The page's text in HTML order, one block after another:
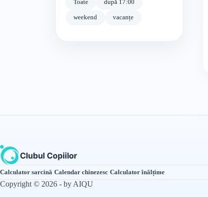
Toate
după 17:00
weekend vacanțe
Calculator sarcină·Calendar chinezesc·Calculator înălțime
Copyright © 2026 - by AIQU